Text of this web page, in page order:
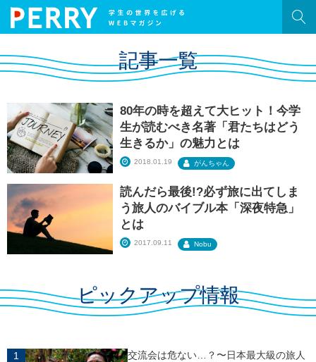
HOME
PERRY［ペリー］とは？
旅
学生生活
就活
恋愛
ネタ
記事一覧
80年の時を超えて大ヒット！今学
生が読むべき名著「君たちはどう
生きるか」の魅力とは
2018.01.19 がんちゃん
読んだら最後!?必ず旅に出てしま
う旅人のバイブル本「深夜特急」
とは
2017.09.11 Nobu
ピックアップ情報
交流会は危ない…？〜日本最大級の旅人